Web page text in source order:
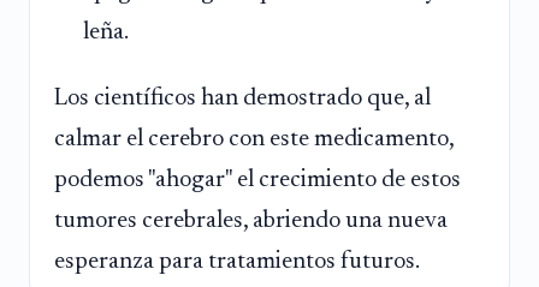
leña.
Los científicos han demostrado que, al
calmar el cerebro con este medicamento,
podemos "ahogar" el crecimiento de estos
tumores cerebrales, abriendo una nueva
esperanza para tratamientos futuros.